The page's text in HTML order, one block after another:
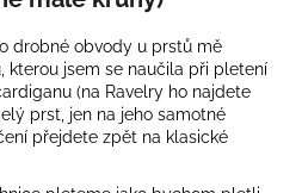
drobné obvody u prstů mě
kterou jsem se naučila při pletení
(na Ravelry ho najdete
prst, jen na jeho samotné
přejdete zpět na klasické